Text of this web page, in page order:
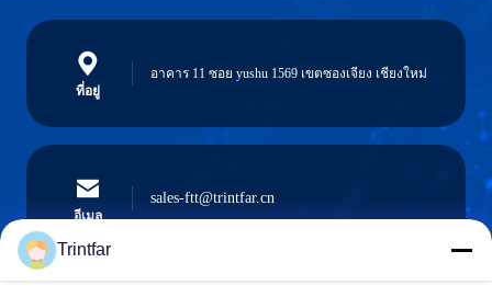
ที่อยู่
อาคาร 11 ซอย yushu 1569 เขตซองเจียง เชียงใหม่
อีเมล
sales-ftt@trintfar.cn
Trintfar